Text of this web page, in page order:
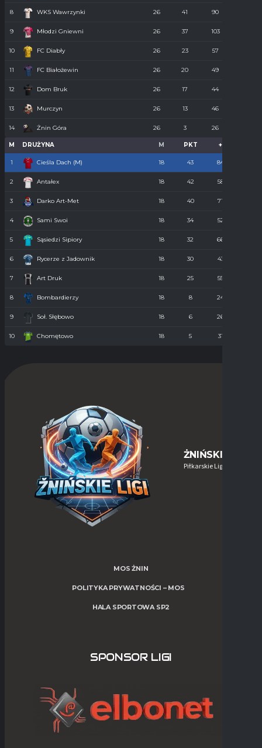
8 WKS Wawrzynki 26 41 90
9 Młodzi Gniewni 26 37 103
10 FC Diabły 26 23 57
11 FC Białożewin 26 20 49
12 Dom Bruk 26 17 44
13 Murczyn 26 13 46
14 Żnin Góra 26 3 26
M DRUŻYNA M PKT +
1 Cieśla Dach (M) 18 43 84
2 Antałex 18 42 58
3 Darko Art-Met 18 40 71
4 Sami Swoi 18 34 52
5 Sąsiedzi Sipiory 18 32 66
6 Rycerze z Jadownik 18 30 43
7 Art Druk 18 25 55
8 Bombardierzy 18 8 24
9 Soł. Słębowo 18 6 26
10 Chomętowo 18 5 31
ŻNIŃSKIE-LIGI
Piłkarskie Ligi w Żninie
MOS ŻNIN
POLITYKA PRYWATNOŚCI – MOS
HALA SPORTOWA SP2
SPONSOR LIGI